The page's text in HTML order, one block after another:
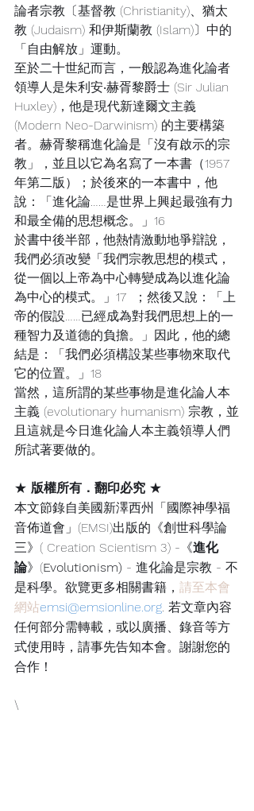
論者宗教〔基督教 (Christianity)、猶太
教 (Judaism) 和伊斯蘭教 (Islam)〕中的
「自由解放」運動。
至於二十世紀而言，一般認為進化論者
領導人是朱利安‧赫胥黎爵士 (Sir Julian
Huxley)，他是現代新達爾文主義
(Modern Neo-Darwinism) 的主要構築
者。赫胥黎稱進化論是「沒有啟示的宗
教」，並且以它為名寫了一本書（1957
年第二版）；於後來的一本書中，他
說：「進化論……是世界上興起最強有力
和最全備的思想概念。」16
於書中後半部，他熱情激動地爭辯說，
我們必須改變「我們宗教思想的模式，
從一個以上帝為中心轉變成為以進化論
為中心的模式。」17  ；然後又說：「上
帝的假設……已經成為對我們思想上的一
種智力及道德的負擔。」因此，他的總
結是：「我們必須構設某些事物來取代
它的位置。」18
當然，這所謂的某些事物是進化論人本
主義 (evolutionary humanism) 宗教，並
且這就是今日進化論人本主義領導人們
所試著要做的。
★ 版權所有．翻印必究 ★
本文節錄自美國新澤西州「國際神學福
音佈道會」(EMSI)出版的《創世科學論
三》( Creation Scientism 3) -《進化
論》(Evolutionism) - 進化論是宗教 - 不
是科學。欲覽更多相關書籍， 請至本會
網站emsi@emsionline.org. 若文章內容
任何部分需轉載，或以廣播、錄音等方
式使用時，請事先告知本會。謝謝您的
合作！
\